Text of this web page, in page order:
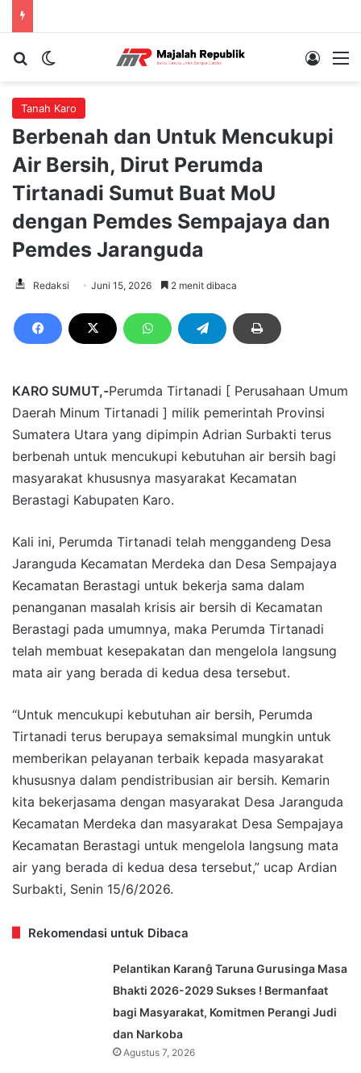
Cari berita...Switch skin Log In
Tanah Karo
Berbenah dan Untuk Mencukupi
Air Bersih, Dirut Perumda
Tirtanadi Sumut Buat MoU
dengan Pemdes Sempajaya dan
Pemdes Jaranguda
Redaksi Juni 15, 2026 2 menit dibaca
KARO SUMUT,-Perumda Tirtanadi [ Perusahaan Umum
Daerah Minum Tirtanadi ] milik pemerintah Provinsi
Sumatera Utara yang dipimpin Adrian Surbakti terus
berbenah untuk mencukupi kebutuhan air bersih bagi
masyarakat khususnya masyarakat Kecamatan
Berastagi Kabupaten Karo.
Kali ini, Perumda Tirtanadi telah menggandeng Desa
Jaranguda Kecamatan Merdeka dan Desa Sempajaya
Kecamatan Berastagi untuk bekerja sama dalam
penanganan masalah krisis air bersih di Kecamatan
Berastagi pada umumnya, maka Perumda Tirtanadi
telah membuat kesepakatan dan mengelola langsung
mata air yang berada di kedua desa tersebut.
“Untuk mencukupi kebutuhan air bersih, Perumda
Tirtanadi terus berupaya semaksimal mungkin untuk
memberikan pelayanan terbaik kepada masyarakat
khususnya dalam pendistribusian air bersih. Kemarin
kita bekerjasama dengan masyarakat Desa Jaranguda
Kecamatan Merdeka dan masyarakat Desa Sempajaya
Kecamatan Berastagi untuk mengelola langsung mata
air yang berada di kedua desa tersebut,” ucap Ardian
Surbakti, Senin 15/6/2026.
Rekomendasi untuk Dibaca
Pelantikan Karanĝ Taruna Gurusinga Masa
Bhakti 2026-2029 Sukses ! Bermanfaat
bagi Masyarakat, Komitmen Perangi Judi
dan Narkoba
Agustus 7, 2026